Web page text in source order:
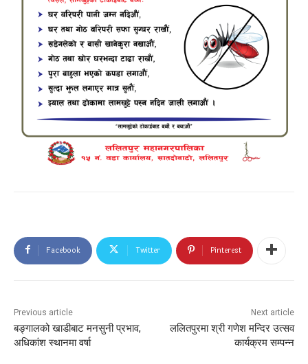
Facebook Twitter Pinterest
Previous article
बङ्गालको खाडीबाट मनसुनी प्रभाव,
अधिकांश स्थानमा वर्षा
Next article
ललितपुरमा श्री गणेश मन्दिर उत्सव
कार्यक्रम सम्पन्न